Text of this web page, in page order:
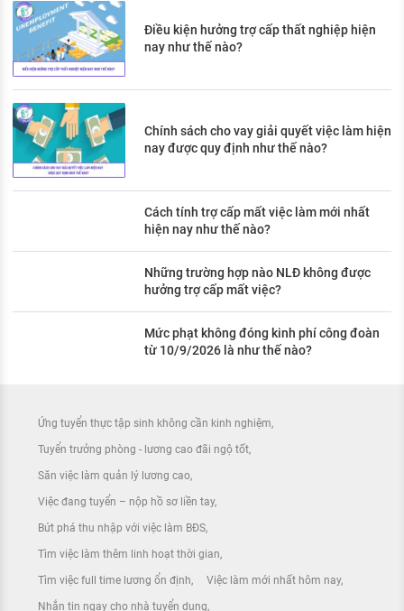
Điều kiện hưởng trợ cấp thất nghiệp hiện
nay như thế nào?
Chính sách cho vay giải quyết việc làm hiện
nay được quy định như thế nào?
Cách tính trợ cấp mất việc làm mới nhất
hiện nay như thế nào?
Những trường hợp nào NLĐ không được
hưởng trợ cấp mất việc?
Mức phạt không đóng kinh phí công đoàn
từ 10/9/2026 là như thế nào?
Ứng tuyển thực tập sinh không cần kinh nghiệm
Tuyển trưởng phòng - lương cao đãi ngộ tốt
Săn việc làm quản lý lương cao
Việc đang tuyển – nộp hồ sơ liền tay
Bứt phá thu nhập với việc làm BĐS
Tìm việc làm thêm linh hoạt thời gian
Tìm việc full time lương ổn định Việc làm mới nhất hôm nay
Nhắn tin ngay cho nhà tuyển dụng